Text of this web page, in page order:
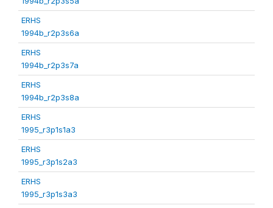
ERHS
1994b_r2p3s6a
ERHS
1994b_r2p3s7a
ERHS
1994b_r2p3s8a
ERHS
1995_r3p1s1a3
ERHS
1995_r3p1s2a3
ERHS
1995_r3p1s3a3